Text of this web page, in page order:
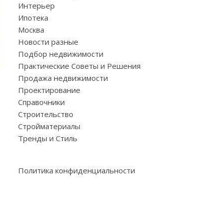
Интерьер
Ипотека
Москва
Новости разные
Подбор недвижимости
Практические Советы и Решения
Продажа недвижимости
Проектирование
Справочники
Строительство
Стройматериалы
Тренды и Стиль
Политика конфиденциальности